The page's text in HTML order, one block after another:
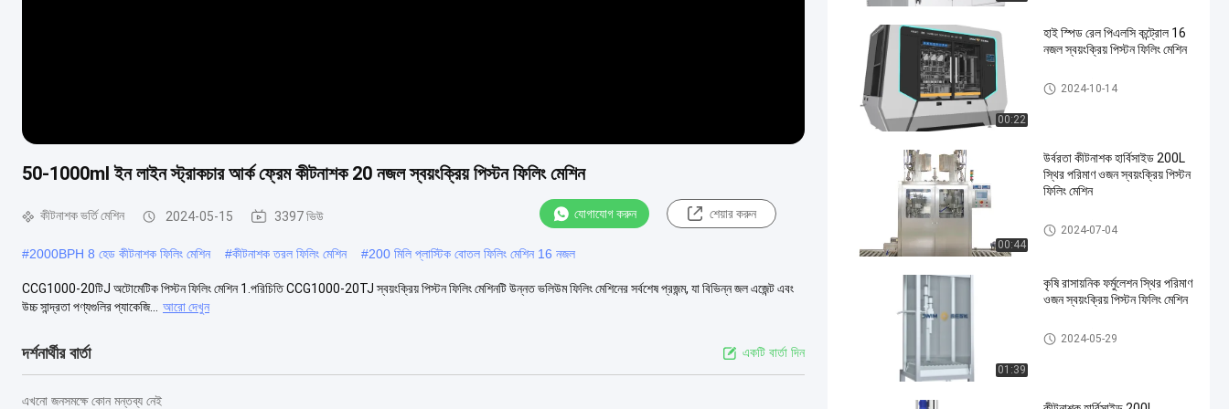
50-1000ml ইন লাইন স্ট্রাকচার আর্ক ফ্রেম কীটনাশক 20 নজল স্বয়ংক্রিয় পিস্টন ফিলিং মেশিন
কীটনাশক ভর্তি মেশিন 2024-05-15 3397 ভিউ যোগাযোগ করুন শেয়ার করুন
#2000BPH 8 হেড কীটনাশক ফিলিং মেশিন #কীটনাশক তরল ফিলিং মেশিন #200 মিলি প্লাস্টিক বোতল ফিলিং মেশিন 16 নজল
CCG1000-20টিJ অটোমেটিক পিস্টন ফিলিং মেশিন 1.পরিচিতি CCG1000-20TJ স্বয়ংক্রিয় পিস্টন ফিলিং মেশিনটি উন্নত ভলিউম ফিলিং মেশিনের সর্বশেষ প্রজন্ম, যা বিভিন্ন জল এজেন্ট এবং
উচ্চ সান্দ্রতা পণ্যগুলির প্যাকেজি...
আরো দেখুন
দর্শনার্থীর বার্তা একটি বার্তা দিন
এখনো জনসমক্ষে কোন মন্তব্য নেই
00:22
হাই স্পিড রেল পিএলসি কন্ট্রোল 16
নজল স্বয়ংক্রিয় পিস্টন ফিলিং মেশিন
কীটনাশক ভর্তি মেশিন
2024-10-14
00:44
উর্বরতা কীটনাশক হার্বিসাইড 200L
স্থির পরিমাণ ওজন স্বয়ংক্রিয় পিস্টন
ফিলিং মেশিন
কীটনাশক ভর্তি মেশিন
2024-07-04
01:39
কৃষি রাসায়নিক ফর্মুলেশন স্থির পরিমাণ
ওজন স্বয়ংক্রিয় পিস্টন ফিলিং মেশিন
কীটনাশক ভর্তি মেশিন
2024-05-29